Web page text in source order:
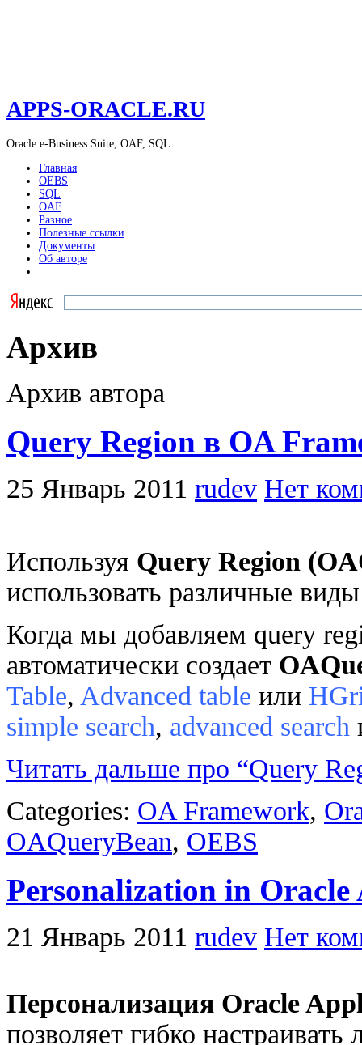
APPS-ORACLE.RU
Oracle e-Business Suite, OAF, SQL
Главная
OEBS
SQL
OAF
Разное
Полезные ссылки
Документы
Об авторе
Архив
Архив автора
Query Region в OA
25 Январь 2011 rudev Нет
Используя Query Region
использовать различные
Когда мы добавляем query
автоматически создает
Table, Advanced table или
simple search, advanced search
Читать дальше про “Query
Categories: OA Framework,
OAQueryBean, OEBS
Personalization in
21 Январь 2011 rudev Нет
Персонализация Oracle
позволяет гибко